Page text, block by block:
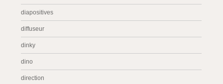
diapositives
diffuseur
dinky
dino
direction